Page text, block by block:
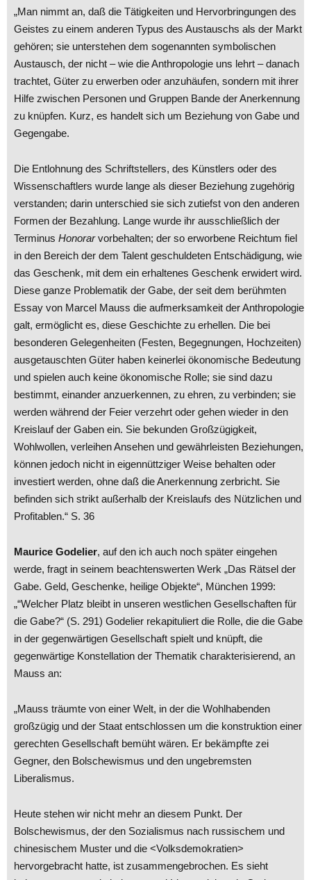
„Man nimmt an, daß die Tätigkeiten und Hervorbringungen des
Geistes zu einem anderen Typus des Austauschs als der Markt
gehören; sie unterstehen dem sogenannten symbolischen
Austausch, der nicht – wie die Anthropologie uns lehrt – danach
trachtet, Güter zu erwerben oder anzuhäufen, sondern mit ihrer
Hilfe zwischen Personen und Gruppen Bande der Anerkennung
zu knüpfen. Kurz, es handelt sich um Beziehung von Gabe und
Gegengabe.
Die Entlohnung des Schriftstellers, des Künstlers oder des
Wissenschaftlers wurde lange als dieser Beziehung zugehörig
verstanden; darin unterschied sie sich zutiefst von den anderen
Formen der Bezahlung. Lange wurde ihr ausschließlich der
Terminus Honorarvorbehalten; der so erworbene Reichtum fiel
in den Bereich der dem Talent geschuldeten Entschädigung, wie
das Geschenk, mit dem ein erhaltenes Geschenk erwidert wird.
Diese ganze Problematik der Gabe, der seit dem berühmten
Essay von Marcel Mauss die aufmerksamkeit der Anthropologie
galt, ermöglicht es, diese Geschichte zu erhellen. Die bei
besonderen Gelegenheiten (Festen, Begegnungen, Hochzeiten)
ausgetauschten Güter haben keinerlei ökonomische Bedeutung
und spielen auch keine ökonomische Rolle; sie sind dazu
bestimmt, einander anzuerkennen, zu ehren, zu verbinden; sie
werden während der Feier verzehrt oder gehen wieder in den
Kreislauf der Gaben ein. Sie bekunden Großzügigkeit,
Wohlwollen, verleihen Ansehen und gewährleisten Beziehungen,
können jedoch nicht in eigennüttziger Weise behalten oder
investiert werden, ohne daß die Anerkennung zerbricht. Sie
befinden sich strikt außerhalb der Kreislaufs des Nützlichen und
Profitablen.“ S. 36
Maurice Godelier, auf den ich auch noch später eingehen
werde, fragt in seinem beachtenswerten Werk „Das Rätsel der
Gabe. Geld, Geschenke, heilige Objekte“, München 1999:
„“Welcher Platz bleibt in unseren westlichen Gesellschaften für
die Gabe?“ (S. 291) Godelier rekapituliert die Rolle, die die Gabe
in der gegenwärtigen Gesellschaft spielt und knüpft, die
gegenwärtige Konstellation der Thematik charakterisierend, an
Mauss an:
„Mauss träumte von einer Welt, in der die Wohlhabenden
großzügig und der Staat entschlossen um die konstruktion einer
gerechten Gesellschaft bemüht wären. Er bekämpfte zei
Gegner, den Bolschewismus und den ungebremsten
Liberalismus.
Heute stehen wir nicht mehr an diesem Punkt. Der
Bolschewismus, der den Sozialismus nach russischem und
chinesischem Muster und die <Volksdemokratien>
hervorgebracht hatte, ist zusammengebrochen. Es sieht